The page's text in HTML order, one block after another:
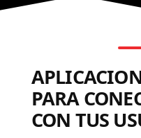
PARA
CON TUS